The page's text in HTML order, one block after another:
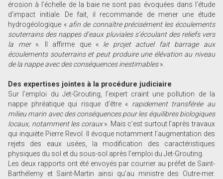
érosion à l’échelle de la baie ne sont pas évoquées dans l’étude
d’impact initiale. De fait, il recommande de mener une étude
hydrogéologique « afin de connaître précisément les écoulements
souterrains des nappes d’eaux pluviales s’écoulant des reliefs vers
la mer». Il affirme que « le projet actuel fait barrage aux
écoulements souterrains et peut produire une élévation au niveau
de la nappe avec des conséquences inestimables».
Des expertises jointes à la procédure judiciaire
Sur l’emploi du Jet-Grouting, l’expert craint une pollution de la
nappe phréatique qui risque d’être « rapidement transférée au
milieu marin avec des conséquences pour les équilibres biologiques
locaux, notamment les coraux». Mais c’est surtout l’après travaux
qui inquiète Pierre Revol. Il évoque notamment l’augmentation des
rejets des eaux usées, la modification des caractéristiques
physiques du sol et du sous-sol après l’emploi du Jet-Grouting.
Les deux rapports ont été envoyés par courrier au préfet de Saint-
Barthélemy et Saint-Martin ainsi qu’au ministre des Outre-mer.